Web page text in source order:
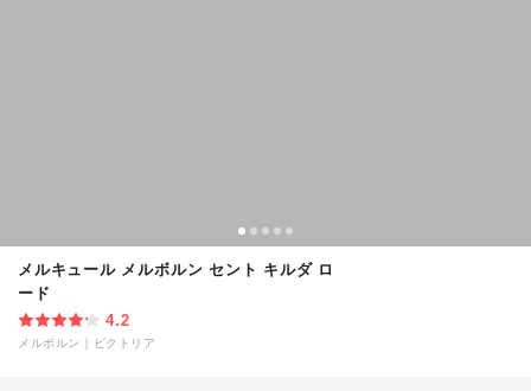
メルキュール メルボルン セント キルダ ロ
ード
4.2
メルボルン ビクトリア